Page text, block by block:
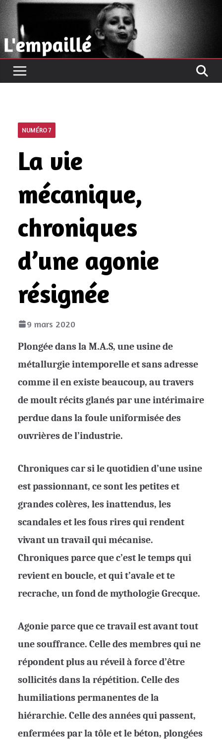
Passer
au
contenu
NUMÉRO 7
La vie
mécanique,
chroniques
d’une agonie
résignée
9 mars 2020
Plongée dans la M.A.S, une usine de
métallurgie intemporelle et sans adresse
comme il en existe beaucoup, au travers
de moult récits glanés par une intérimaire
perdue dans la foule uniformisée des
ouvrières de l’industrie.
Chroniques car si le quotidien d’une usine
est passionnant, ce sont les petites et
grandes colères, les inattendus, les
scandales et les fous rires qui rendent
vivant un travail qui mécanise.
Chroniques parce que c’est le temps qui
revient en boucle, et qui t’avale et te
recrache, un fond de mythologie Grecque.
Agonie parce que ce travail est avant tout
une souffrance. Celle des membres qui ne
répondent plus au réveil à force d’être
sollicités dans la répétition. Celle des
humiliations permanentes de la
hiérarchie. Celle des années qui passent,
enfermées par la tôle et le béton, plongées